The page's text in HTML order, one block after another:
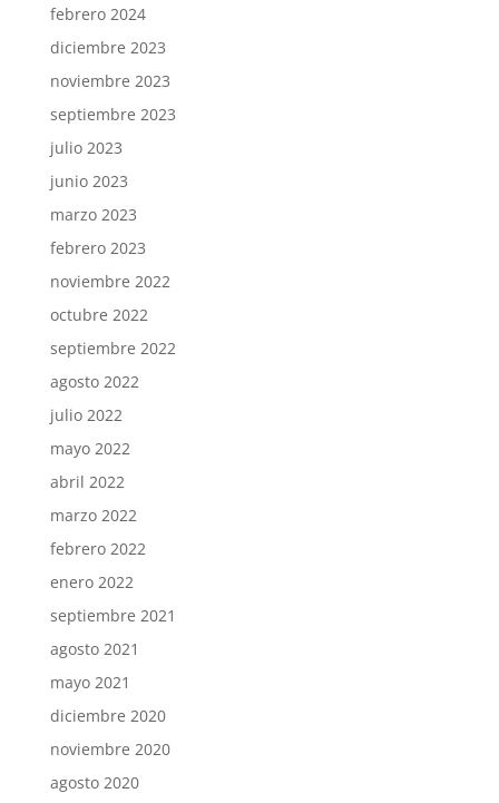
febrero 2024
diciembre 2023
noviembre 2023
septiembre 2023
julio 2023
junio 2023
marzo 2023
febrero 2023
noviembre 2022
octubre 2022
septiembre 2022
agosto 2022
julio 2022
mayo 2022
abril 2022
marzo 2022
febrero 2022
enero 2022
septiembre 2021
agosto 2021
mayo 2021
diciembre 2020
noviembre 2020
agosto 2020